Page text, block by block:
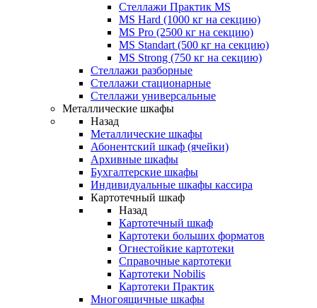
Стеллажи Практик MS
MS Hard (1000 кг на секцию)
MS Pro (2500 кг на секцию)
MS Standart (500 кг на секцию)
MS Strong (750 кг на секцию)
Стеллажи разборные
Стеллажи стационарные
Стеллажи универсальные
Металлические шкафы
Назад
Металлические шкафы
Абонентский шкаф (ячейки)
Архивные шкафы
Бухгалтерские шкафы
Индивидуальные шкафы кассира
Картотечный шкаф
Назад
Картотечный шкаф
Картотеки больших форматов
Огнестойкие картотеки
Справочные картотеки
Картотеки Nobilis
Картотеки Практик
Многоящичные шкафы